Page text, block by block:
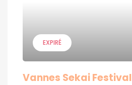
EXPIRÉ
Vannes Sekai Festival